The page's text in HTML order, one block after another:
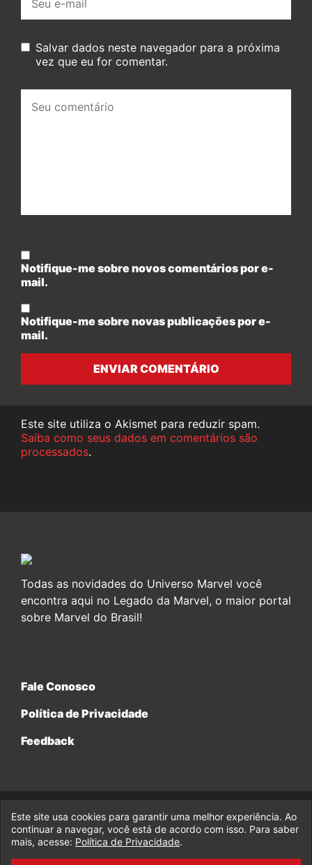
mail:
Salvar dados neste navegador para a próxima
vez que eu for comentar.
comentário:
Notifique-me sobre novos comentários por e-
mail.
Notifique-me sobre novas publicações por e-
mail.
ENVIAR COMENTÁRIO
Este site utiliza o Akismet para reduzir spam.
Saiba como seus dados em comentários são
processados.
Todas as novidades do Universo Marvel você
encontra aqui no Legado da Marvel, o maior portal
sobre Marvel do Brasil!
Fale Conosco
Política de Privacidade
Feedback
© 2017-2026 Legado da Marvel, uma empresa da Legado
Enterprises.
fabiolobo
Este site usa cookies para garantir uma melhor experiência. Ao
continuar a navegar, você está de acordo com isso. Para saber
mais, acesse: Política de Privacidade.